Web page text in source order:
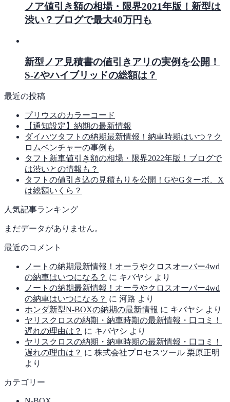
ノア値引き額の相場・限界2021年版！新型は
渋い？ブログで最大40万円も
新型ノア見積書の値引きアリの実例を公開！
S-Zやハイブリッドの総額は？
最近の投稿
プリウスのカラーコード
【通知設定】納期の最新情報
ダイハツタフトの納期最新情報！納車時期はいつ？ク
ロムベンチャーの事例も
タフト新車値引き額の相場・限界2022年版！ブログで
は渋いとの情報も？
タフトの値引き込の見積もりを公開！GやGターボ、X
は総額いくら？
人気記事ランキング
まだデータがありません。
最近のコメント
ノートの納期最新情報！オーラやクロスオーバー4wd
の納車はいつになる？ に キバヤシ より
ノートの納期最新情報！オーラやクロスオーバー4wd
の納車はいつになる？ に 河路 より
ホンダ新型N-BOXの納期の最新情報 に キバヤシ より
ヤリスクロスの納期・納車時期の最新情報・口コミ！
遅れの理由は？ に キバヤシ より
ヤリスクロスの納期・納車時期の最新情報・口コミ！
遅れの理由は？ に 株式会社プロセスツール 栗原正明
より
カテゴリー